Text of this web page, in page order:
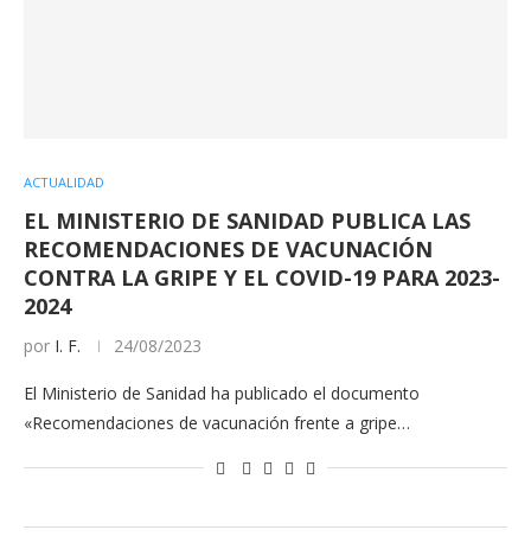
ACTUALIDAD
EL MINISTERIO DE SANIDAD PUBLICA LAS
RECOMENDACIONES DE VACUNACIÓN
CONTRA LA GRIPE Y EL COVID-19 PARA 2023-
2024
por I. F. 24/08/2023
El Ministerio de Sanidad ha publicado el documento
«Recomendaciones de vacunación frente a gripe…